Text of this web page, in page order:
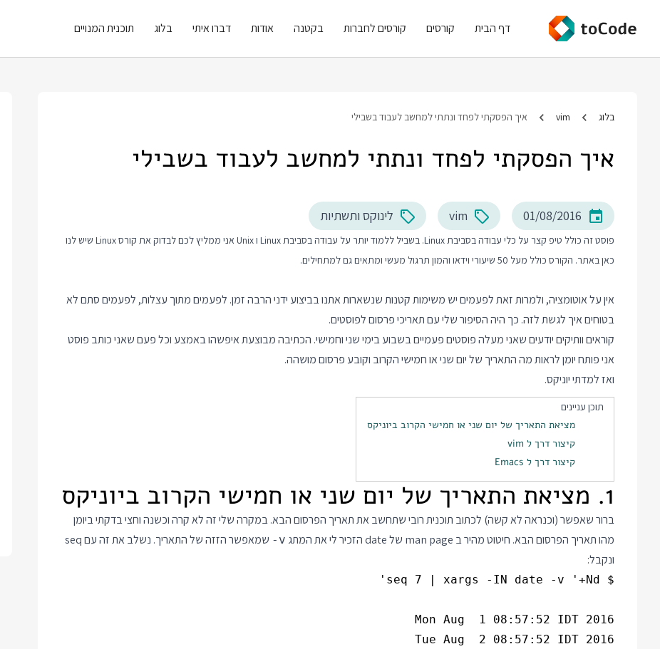
דף הבית קורסים קורסים לחברות בקטנה אודות דברו איתי בלוג תוכנית המנויים
בלוג vim איך הפסקתי לפחד ונתתי למחשב לעבוד בשבילי
איך הפסקתי לפחד ונתתי למחשב לעבוד בשבילי
01/08/2016
vim לינוקס ותשתיות
פוסט זה כולל טיפ קצר על כלי עבודה בסביבת Linux. בשביל ללמוד יותר על עבודה בסביבת Linux ו Unix אני ממליץ לכם לבדוק את קורס Linux
שיש לנו
כאן באתר. הקורס כולל מעל 50 שיעורי וידאו והמון תרגול מעשי ומתאים גם למתחילים.
אין על אוטומציה, ולמרות זאת לפעמים יש משימות קטנות שנשארות אתנו בביצוע ידני הרבה זמן. לפעמים מתוך עצלות, לפעמים סתם לא
בטוחים איך לגשת לזה. כך היה הסיפור שלי עם תאריכי פרסום לפוסטים.
קוראים וותיקים יודעים שאני מעלה פוסטים פעמיים בשבוע בימי שני וחמישי. הכתיבה מבוצעת איפשהו באמצע וכל פעם שאני כותב פוסט
אני פותח יומן לראות מה התאריך של יום שני או חמישי הקרוב וקובע פרסום מושהה.
ואז למדתי יוניקס.
תוכן עניינים
מציאת התאריך של יום שני או חמישי הקרוב ביוניקס
קיצור דרך ל vim
קיצור דרך ל Emacs
1. מציאת התאריך של יום שני או חמישי הקרוב ביוניקס
ברור שאפשר (וכנראה לא קשה) לכתוב תוכנית רובי שתחשב את תאריך הפרסום הבא. במקרה שלי זה לא קרה וכשנה וחצי בדקתי ביומן
מהו תאריך הפרסום הבא. חיטוט מהיר ב man page של date הזכיר לי את המתג
-v
שמאפשר הזזה של התאריך. נשלב את זה עם seq
ונקבל: